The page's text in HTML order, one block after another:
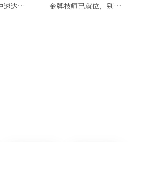
上门技师30分钟速达，别问，快约！ 金牌技师已就位，别纠结，马上预约！